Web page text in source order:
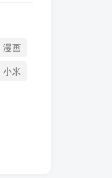
漫画
小米